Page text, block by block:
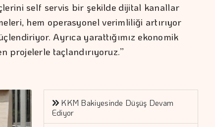
self servis bir şekilde dijital kanallar
hem operasyonel verimliliği artırıyor
Ayrıca yarattığımız ekonomik
projelerle taçlandırıyoruz.”
KKM Bakiyesinde Düşüş Devam
Ediyor